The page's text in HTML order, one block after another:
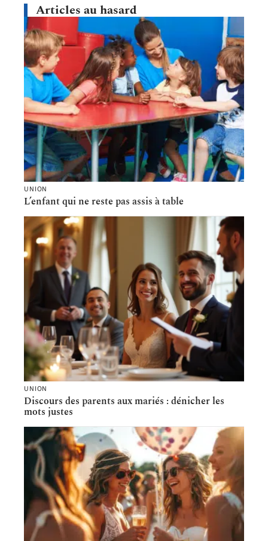
Articles au hasard
UNION
L’enfant qui ne reste pas assis à table
UNION
Discours des parents aux mariés : dénicher les
mots justes